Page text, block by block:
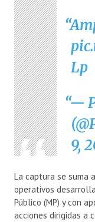
Lp
—
9,
La captura se suma
operativos
Público (MP) y con
acciones dirigidas a